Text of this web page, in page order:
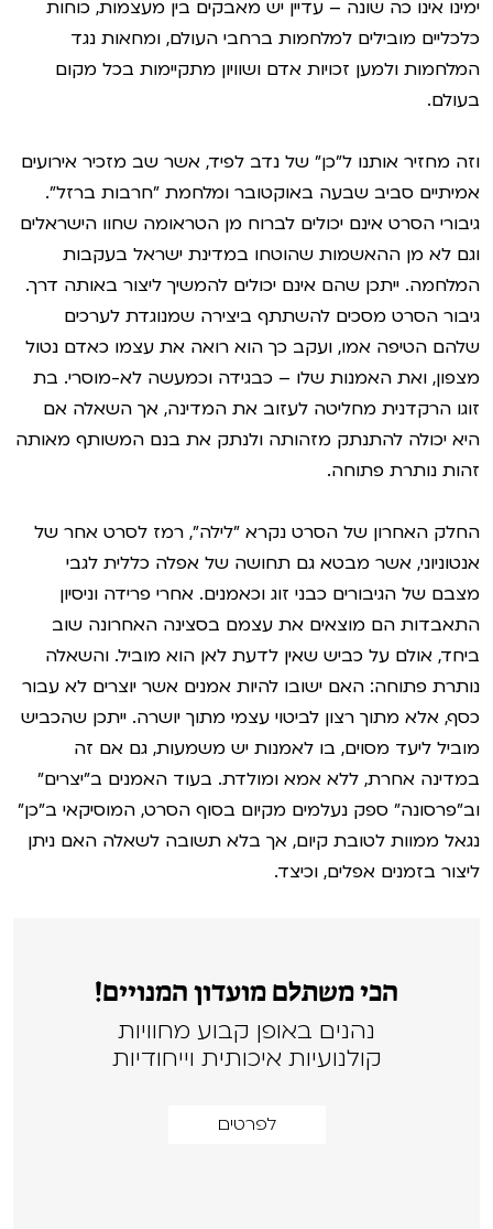
ימינו אינו כה שונה – עדיין יש מאבקים בין מעצמות, כוחות
כלכליים מובילים למלחמות ברחבי העולם, ומחאות נגד
המלחמות ולמען זכויות אדם ושוויון מתקיימות בכל מקום
בעולם.
וזה מחזיר אותנו ל"כן" של נדב לפיד, אשר שב מזכיר אירועים
אמיתיים סביב שבעה באוקטובר ומלחמת "חרבות ברזל".
גיבורי הסרט אינם יכולים לברוח מן הטראומה שחוו הישראלים
וגם לא מן ההאשמות שהוטחו במדינת ישראל בעקבות
המלחמה. ייתכן שהם אינם יכולים להמשיך ליצור באותה דרך.
גיבור הסרט מסכים להשתתף ביצירה שמנוגדת לערכים
שלהם הטיפה אמו, ועקב כך הוא רואה את עצמו כאדם נטול
מצפון, ואת האמנות שלו – כבגידה וכמעשה לא-מוסרי. בת
זוגו הרקדנית מחליטה לעזוב את המדינה, אך השאלה אם
היא יכולה להתנתק מזהותה ולנתק את בנם המשותף מאותה
זהות נותרת פתוחה.
החלק האחרון של הסרט נקרא "לילה", רמז לסרט אחר של
אנטוניוני, אשר מבטא גם תחושה של אפלה כללית לגבי
מצבם של הגיבורים כבני זוג וכאמנים. אחרי פרידה וניסיון
התאבדות הם מוצאים את עצמם בסצינה האחרונה שוב
ביחד, אולם על כביש שאין לדעת לאן הוא מוביל. והשאלה
נותרת פתוחה: האם ישובו להיות אמנים אשר יוצרים לא עבור
כסף, אלא מתוך רצון לביטוי עצמי מתוך יושרה. ייתכן שהכביש
מוביל ליעד מסוים, בו לאמנות יש משמעות, גם אם זה
במדינה אחרת, ללא אמא ומולדת. בעוד האמנים ב"יצרים"
וב"פרסונה" ספק נעלמים מקיום בסוף הסרט, המוסיקאי ב"כן"
נגאל ממוות לטובת קיום, אך בלא תשובה לשאלה האם ניתן
ליצור בזמנים אפלים, וכיצד.
הכי משתלם מועדון המנויים!
נהנים באופן קבוע מחוויות
קולנועיות איכותית וייחודיות
לפרטים